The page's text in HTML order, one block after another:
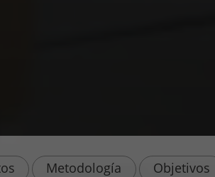
Metodología Objetivos